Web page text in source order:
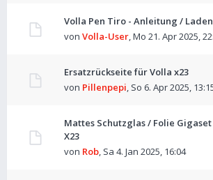
Volla Pen Tiro - Anleitung / Laden
von Volla-User,Mo 21. Apr 2025,
Ersatzrückseite für Volla x23
von Pillenpepi, So 6. Apr 2025,
Mattes Schutzglas / Folie Gigaset
X23
von Rob, Sa 4. Jan 2025, 16:04